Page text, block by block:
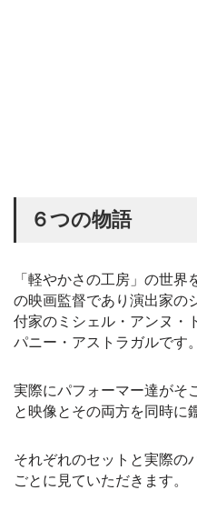
６つの物語
「軽やかさの工房」の世
の映画監督であり演出家の
付家のミシェル・アンヌ・
パニー・アストラガルです。
実際にパフォーマー達がそ
と映像とその両方を同時に
それぞれのセットと実際の
ごとに見ていただきます。